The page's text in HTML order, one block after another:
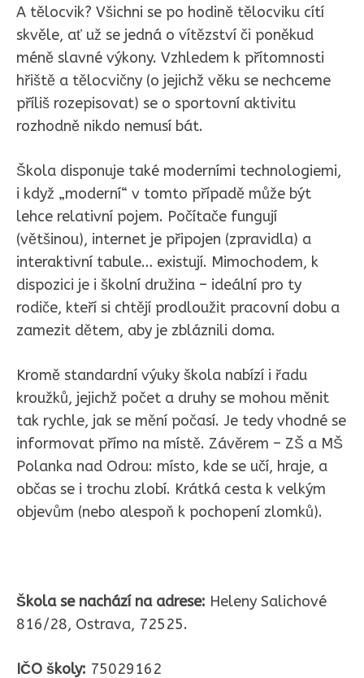
A tělocvik? Všichni se po hodině tělocviku cítí
skvěle, ať už se jedná o vítězství či poněkud
méně slavné výkony. Vzhledem k přítomnosti
hřiště a tělocvičny (o jejichž věku se nechceme
příliš rozepisovat) se o sportovní aktivitu
rozhodně nikdo nemusí bát.
Škola disponuje také moderními technologiemi,
i když „moderní“ v tomto případě může být
lehce relativní pojem. Počítače fungují
(většinou), internet je připojen (zpravidla) a
interaktivní tabule… existují. Mimochodem, k
dispozici je i školní družina – ideální pro ty
rodiče, kteří si chtějí prodloužit pracovní dobu a
zamezit dětem, aby je zbláznili doma.
Kromě standardní výuky škola nabízí i řadu
kroužků, jejichž počet a druhy se mohou měnit
tak rychle, jak se mění počasí. Je tedy vhodné se
informovat přímo na místě. Závěrem – ZŠ a MŠ
Polanka nad Odrou: místo, kde se učí, hraje, a
občas se i trochu zlobí. Krátká cesta k velkým
objevům (nebo alespoň k pochopení zlomků).
Škola se nachází na adrese: Heleny Salichové
816/28, Ostrava, 72525.
IČO školy: 75029162